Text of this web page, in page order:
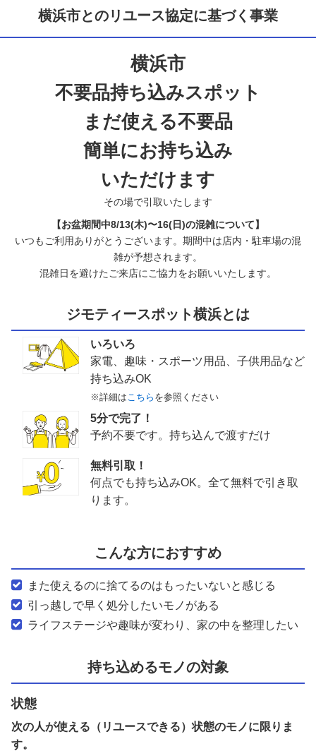
横浜市とのリユース協定に基づく事業
横浜市
不要品持ち込みスポット
まだ使える不要品
簡単にお持ち込み
いただけます
その場で引取いたします
【お盆期間中8/13(木)〜16(日)の混雑について】
いつもご利用ありがとうございます。期間中は店内・駐車場の混
雑が予想されます。
混雑日を避けたご来店にご協力をお願いいたします。
ジモティースポット横浜とは
いろいろ
家電、趣味・スポーツ用品、子供用品など
持ち込みOK
※詳細はこちら を参照ください
5分で完了！
予約不要です。持ち込んで渡すだけ
無料引取！
何点でも持ち込みOK。全て無料で引き取
ります。
こんな方におすすめ
また使えるのに捨てるのはもったいないと感じる
引っ越しで早く処分したいモノがある
ライフステージや趣味が変わり、家の中を整理したい
持ち込めるモノの対象
状態
次の人が使える（リユースできる）状態のモノに限りま
す。